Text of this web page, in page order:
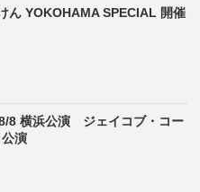
ん YOKOHAMA SPECIAL 開催
8 横浜公演 ジェイコブ・コー
演